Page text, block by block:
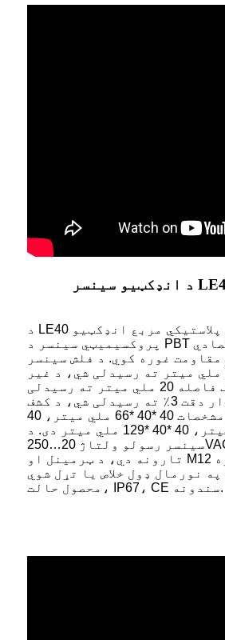
د LE40 لړۍ پلاستيکي مربع انډکټیو
پروکسیمیټي سینسر د PBT شیل مواد، اقتصادي
غوره کوي. د فلش سینسر
د کشف فاصله 15 ملي میتر ته رسیدلی شي، د غیر
فلش سینسر د کشف فاصله 20 ملي میتر ته رسیدلی
شي، او د تکرار دقت 3٪ ته رسیدلی شي، د کشف
لوړ دقت. د قطر مشخصات 40 *40 *66 ملي میتر، 40
*40 *140 ملي میتر، 40 *40 *129 ملي میتر دی. د
سینسر رسولو ولتاژ 20…250VAC، AC/DC 2
تارونه دي، د ټرمینل او M12 نښلونکي سره
نورمال ډول خلاص یا تړل شوي
محصول حالت، IP67، CE سندونه.